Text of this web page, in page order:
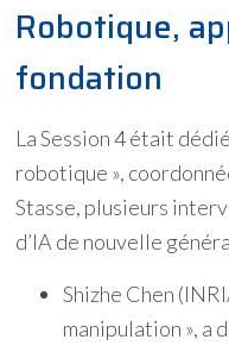
Robotique,
fondation
La Session 4 était
robotique »,
Stasse, plusieurs
d’IA de nouvelle
Shizhe Chen
manipulation », a